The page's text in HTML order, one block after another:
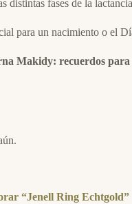
distintas fases de la lactancia
para un nacimiento o el
Makidy: recuerdos
“Jenell Ring Echtgold”